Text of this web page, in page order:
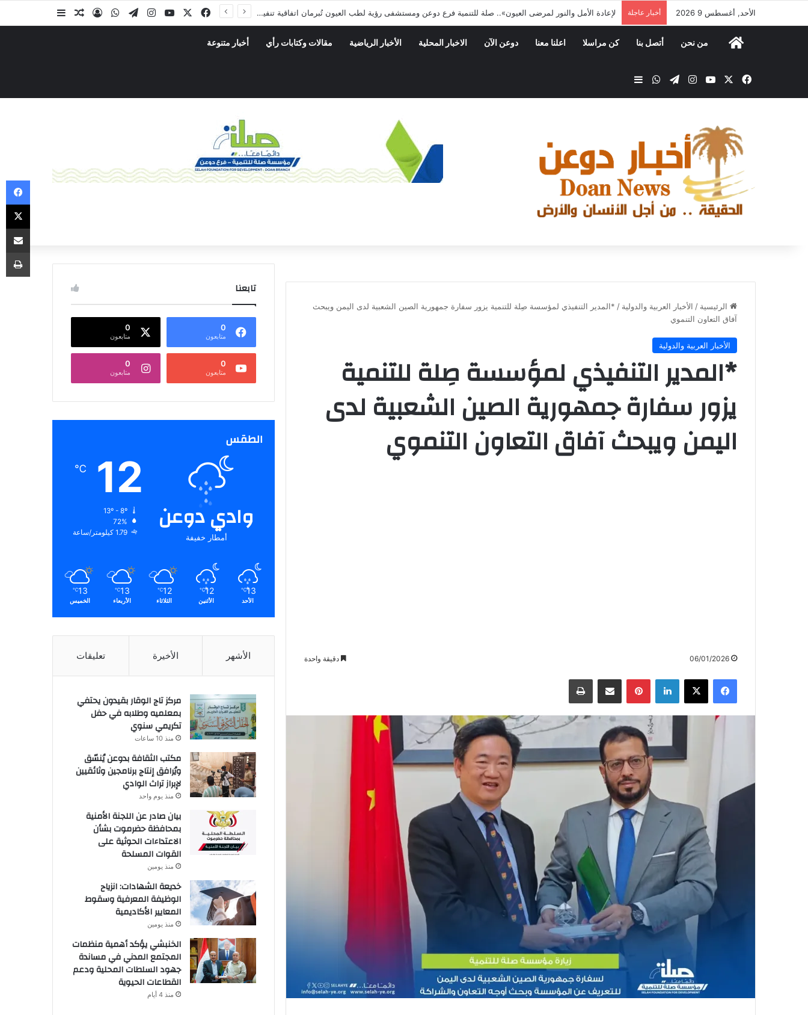
الأحد, أغسطس 9 2026 أخبار عاجلة مكتب الصناعة والتجارة بدوعن ينفذ حمله نزول ميداني على المحلات التجاريه والأسواق
من نحن أتصل بنا كن مراسلا اعلنا معنا دوعن الآن الاخبار المحلية الأخبار الرياضية مقالات وكتابات رأي أخبار متنوعة
الرئيسية / الأخبار العربية والدولية / *المدير التنفيذي لمؤسسة صِلة للتنمية يزور سفارة جمهورية الصين الشعبية لدى اليمن ويبحث
آفاق التعاون التنموي
الأخبار العربية والدولية
*المدير التنفيذي لمؤسسة صِلة للتنمية
يزور سفارة جمهورية الصين الشعبية لدى
اليمن ويبحث آفاق التعاون التنموي
06/01/2026 دقيقة واحدة
تابعنا
0
متابعون
0
متابعون
0
متابعون
0
متابعون
الطقس
وادي دوعن
أمطار خفيفة
12
℃
72%
1.79 كيلومتر/ساعة
13
℃
الأحد
12
℃
الأثنين
12
℃
الثلاثاء
13
℃
الأربعاء
13
℃
الخميس
الأشهر الأخيرة تعليقات
مركز تاج الوقار بقيدون يحتفي
بمعلميه وطلابه في حفل
تكريمي سنوي
منذ 10 ساعات
مكتب الثقافة بدوعن يُنسّق
ويُرافق إنتاج برنامجين وثائقيين
لإبراز تراث الوادي
منذ يوم واحد
بيان صادر عن اللجنة الأمنية
بمحافظة حضرموت بشأن
الاعتداءات الحوثية على
القوات المسلحة
منذ يومين
خديعة الشهادات: انزياح
الوظيفة المعرفية وسقوط
المعايير الأكاديمية
منذ يومين
الخنبشي يؤكد أهمية منظمات
المجتمع المدني في مساندة
جهود السلطات المحلية ودعم
القطاعات الحيوية
منذ 4 أيام